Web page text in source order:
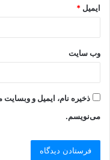
ایمیل *
وب‌ سایت
ذخیره نام، ایمیل و
می‌نویسم.